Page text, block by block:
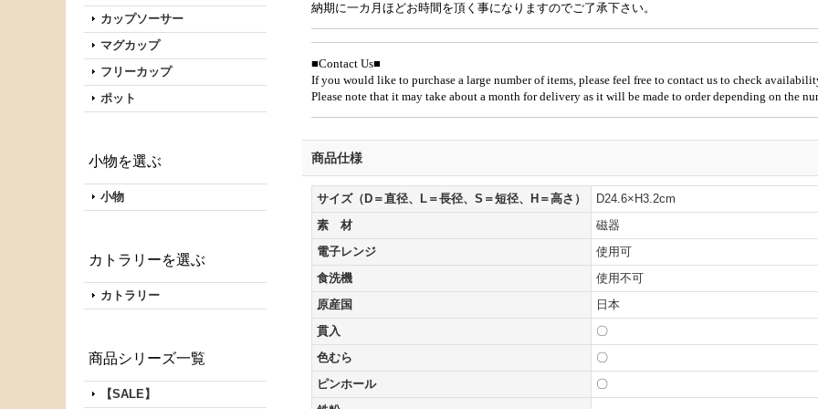
カップソーサー
マグカップ
フリーカップ
ポット
小物を選ぶ
小物
カトラリーを選ぶ
カトラリー
商品シリーズ一覧
【SALE】
納期に一カ月ほどお時間を頂く事になりますのでご了承下さい。
■Contact Us■
If you would like to purchase a large number of items, please feel free to contact us to check
Please note that it may take about a month for delivery as it will be made to order depending on the
商品仕様
サイズ（D＝直径、L＝長径、S＝短径、H＝高さ）
D24.6×H3.2cm
素 材
磁器
電子レンジ
使用可
食洗機
使用不可
原産国
日本
貫入
〇
色むら
〇
ピンホール
〇